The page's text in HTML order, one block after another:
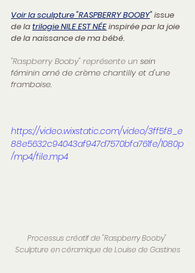
Voir la sculpture "RASPBERRY BOOBY"issue
de la trilogie NILE EST NÉE inspirée par la joie
de la naissance de ma bébé.
"Raspberry Booby" représente un sein
féminin orné de crème chantilly et d'une
framboise.
https://video.wixstatic.com/video/3ff5f8_e
88e5632c94043af947d7570bfa761fe/1080p
/mp4/file.mp4
Processus créatif de "Raspberry Booby"
Sculpture en céramique de Louise de Gastines